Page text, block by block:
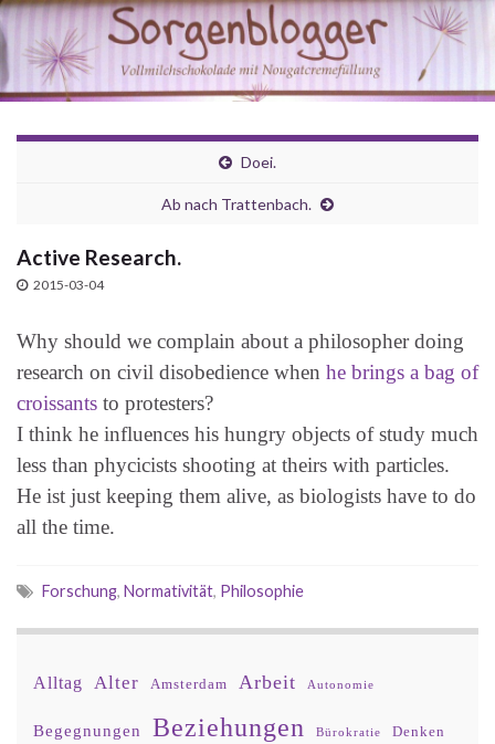
Doei.
Ab nach Trattenbach.
Active Research.
2015-03-04
Why should we complain about a philosopher doing
research on civil disobedience when he brings a bag of
croissants to protesters?
I think he influences his hungry objects of study much
less than phycicists shooting at theirs with particles.
He ist just keeping them alive, as biologists have to do
all the time.
Forschung, Normativität, Philosophie
Alltag Alter Amsterdam Arbeit Autonomie
Begegnungen Beziehungen Bürokratie Denken